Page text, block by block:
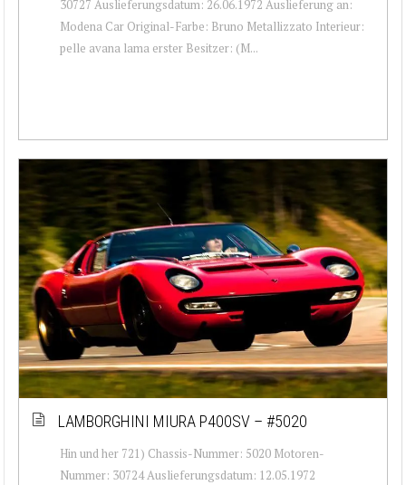
30727 Auslieferungsdatum: 26.06.1972 Auslieferung an:
Modena Car Original-Farbe: Bruno Metallizzato Interieur:
pelle avana lama erster Besitzer: (M...
LAMBORGHINI MIURA P400SV – #5020
Hin und her 721) Chassis-Nummer: 5020 Motoren-
Nummer: 30724 Auslieferungsdatum: 12.05.1972